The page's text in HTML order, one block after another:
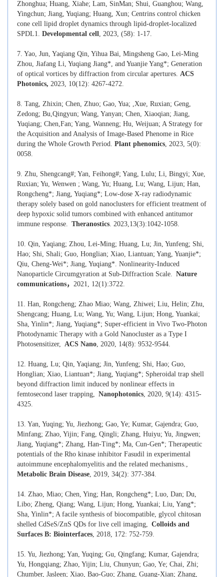
Zhonghua; Huang, Xiahe; Lam, SinMan; Shui, Guanghou; Wang,
Yingchun; Jiang, Yuqiang; Huang, Xun; Centrins control chicken
cone cell lipid droplet dynamics through lipid-droplet-localized
SPDL1. Developmental cell, 2023, (58): 1-17.
7. Yao, Jun, Yaqiang Qin, Yihua Bai, Mingsheng Gao, Lei-Ming
Zhou, Jiafang Li, Yuqiang Jiang*, and Yuanjie Yang*; Generation
of optical vortices by diffraction from circular apertures. ACS
Photonics, 2023, 10(12): 4267-4272.
8. Tang, Zhixin; Chen, Zhuo; Gao, Yua; ,Xue, Ruxian; Geng,
Zedong; Bu,Qingyun; Wang, Yanyan; Chen, Xiaoqian; Jiang,
Yuqiang; Chen,Fan; Yang, Wanneng; Hu, Weijuan; A Strategy for
the Acquisition and Analysis of Image-Based Phenome in Rice
during the Whole Growth Period. Plant phenomics, 2023, 5(0):
0058.
9. Zhu, Shengcang#; Yan, Feihong#; Yang, Lulu; Li, Bingyi; Xue,
Ruxian; Yu, Wenwen ; Wang, Yu; Huang, Lu; Wang, Lijun; Han,
Rongcheng*; Jiang, Yuqiang*; Low-dose X-ray radiodynamic
therapy solely based on gold nanoclusters for efficient treatment of
deep hypoxic solid tumors combined with enhanced antitumor
immune response. Theranostics. 2023,13(3):1042-1058.
10. Qin, Yaqiang; Zhou, Lei-Ming; Huang, Lu; Jin, Yunfeng; Shi,
Hao; Shi, Shali; Guo, Honglian; Xiao, Liantuan; Yang, Yuanjie*;
Qiu, Cheng-Wei*; Jiang, Yuqiang*. Nonlinearity-Induced
Nanoparticle Circumgyration at Sub-Diffraction Scale. Nature
communications， 2021, 12(1):3722.
11. Han, Rongcheng; Zhao Miao; Wang, Zhiwei; Liu, Helin; Zhu,
Shengcang; Huang, Lu; Wang, Yu; Wang, Lijun; Hong, Yuankai;
Sha, Yinlin*; Jiang, Yuqiang*; Super-efficient in Vivo Two-Photon
Photodynamic Therapy with a Gold Nanocluster as a Type I
Photosensitizer, ACS Nano, 2020, 14(8): 9532-9544.
12. Huang, Lu; Qin, Yaqiang; Jin, Yunfeng; Shi, Hao; Guo,
Honglian; Xiao, Liantuan*; Jiang, Yuqiang*; Spheroidal trap shell
beyond diffraction limit induced by nonlinear effects in
femtosecond laser trapping, Nanophotonics, 2020, 9(14): 4315-
4325.
13. Yan, Yuqing; Yu, Jiezhong; Gao, Ye; Kumar, Gajendra; Guo,
Minfang; Zhao, Yijin; Fang, Qingli; Zhang, Huiyu; Yu, Jingwen;
Jiang, Yuqiang*; Zhang, Han-Ting*; Ma, Cun-Gen*; Therapeutic
potentials of the Rho kinase inhibitor Fasudil in experimental
autoimmune encephalomyelitis and the related mechanisms.,
Metabolic Brain Disease, 2019, 34(2): 377-384.
14. Zhao, Miao; Chen, Ying; Han, Rongcheng*; Luo, Dan; Du,
Libo; Zheng, Qiang; Wang, Lijun; Hong, Yuankai; Liu, Yang*;
Sha, Yinlin*; A facile synthesis of biocompatible, glycol chitosan
shelled CdSeS/ZnS QDs for live cell imaging, Colloids and
Surfaces B: Biointerfaces, 2018, 172: 752-759.
15. Yu, Jiezhong; Yan, Yuqing; Gu, Qingfang; Kumar, Gajendra;
Yu, Hongqiang; Zhao, Yijin; Liu, Chunyun; Gao, Ye; Chai, Zhi;
Chumber, Jasleen; Xiao, Bao-Guo; Zhang, Guang-Xian; Zhang,